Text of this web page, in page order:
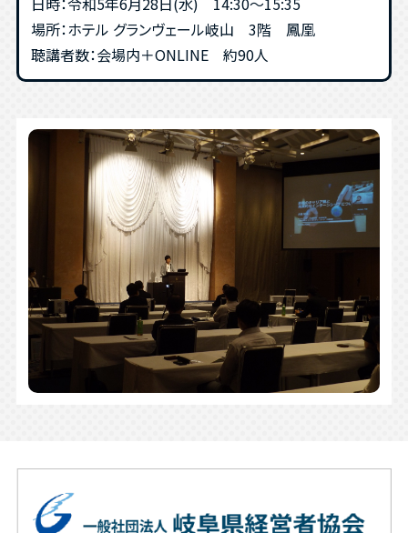
場所：ホテル グランヴェール岐山 3階 鳳凰
聴講者数：会場内＋ONLINE 約90人